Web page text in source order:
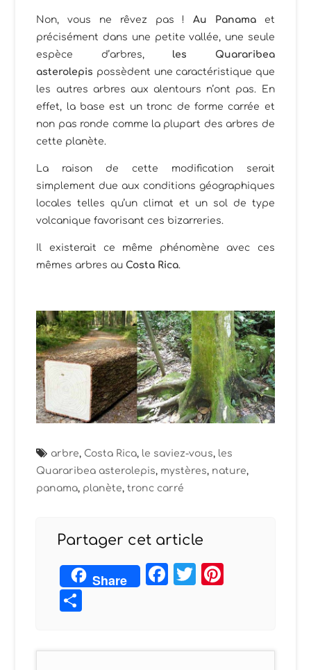
Non, vous ne rêvez pas !Au Panamaet
précisément dans une petite vallée, une seule
espèce d’arbres, les Quararibea
asterolepis possèdent une caractéristique que
les autres arbres aux alentours n’ont pas. En
effet, la base est un tronc de forme carrée et
non pas ronde comme la plupart des arbres de
cette planète.
La raison de cette modification serait
simplement due aux conditions géographiques
locales telles qu’un climat et un sol de type
volcanique favorisant ces bizarreries.
Il existerait ce même phénomène avec ces
mêmes arbres au Costa Rica.
arbre, Costa Rica, le saviez-vous, les
Quararibea asterolepis, mystères, nature,
panama, planète,tronc carré
Partager cet article
Share Facebook
Twitter